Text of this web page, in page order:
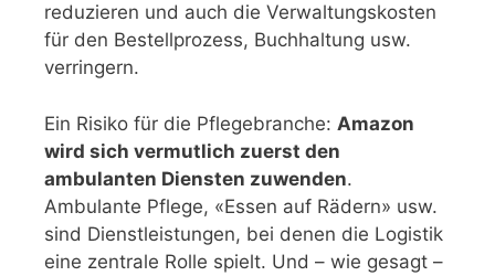
reduzieren und auch die Verwaltungskosten
für den Bestellprozess, Buchhaltung usw.
verringern.
Ein Risiko für die Pflegebranche: Amazon
wird sich vermutlich zuerst den
ambulanten Diensten zuwenden.
Ambulante Pflege, «Essen auf Rädern» usw.
sind Dienstleistungen, bei denen die Logistik
eine zentrale Rolle spielt. Und – wie gesagt –